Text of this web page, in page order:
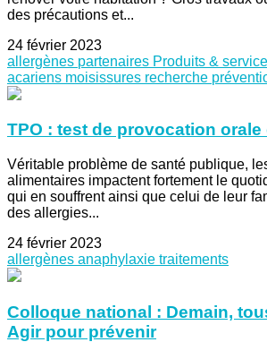
des précautions et...
24 février 2023
allergènes partenaires Produits &
acariens moisissures recherche
TPO : test de provocation
Véritable problème de santé publique,
alimentaires impactent fortement le
qui en souffrent ainsi que celui de leur
des allergies...
24 février 2023
allergènes anaphylaxie traitements
Colloque national : Demain,
Agir pour prévenir